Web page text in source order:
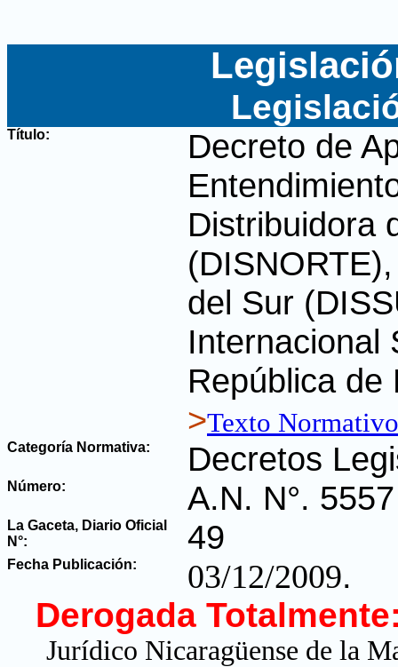
Título:
Decreto de
Distribuidora
del Sur
Internacional
República de
>Texto Normativo
Categoría Normativa: Decretos
Número: A.N. N°. 5557
La Gaceta, Diario Oficial
N°: 49
Fecha Publicación: 03/12/2009.
Derogada
Jurídico Nicaragüense de la